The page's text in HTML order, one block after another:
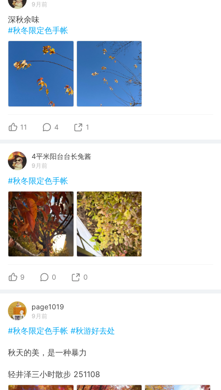
9月前
深秋余味
#秋冬限定色手帐
11 4 1
4平米阳台台长兔酱
9月前
#秋冬限定色手帐
9 0 0
page1019
9月前
#秋冬限定色手帐 #秋游好去处
秋天的美，是一种暴力
轻井泽三小时散步 251108